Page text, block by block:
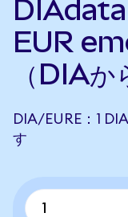
EUR
（DIAか
DIA/EURE：1
す